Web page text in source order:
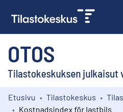
OTOS
Tilastokeskuksen julkaisut
Kokoelmat
Etusivu Tilastokeskus